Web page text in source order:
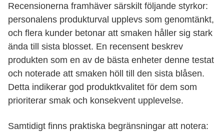
Recensionerna framhäver särskilt följande styrkor:
personalens produkturval upplevs som genomtänkt,
och flera kunder betonar att smaken håller sig stark
ända till sista blosset. En recensent beskrev
produkten som en av de bästa enheter denne testat
och noterade att smaken höll till den sista blåsen.
Detta indikerar god produktkvalitet för dem som
prioriterar smak och konsekvent upplevelse.
Samtidigt finns praktiska begränsningar att notera: